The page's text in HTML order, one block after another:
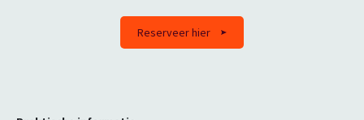
Reserveer hier